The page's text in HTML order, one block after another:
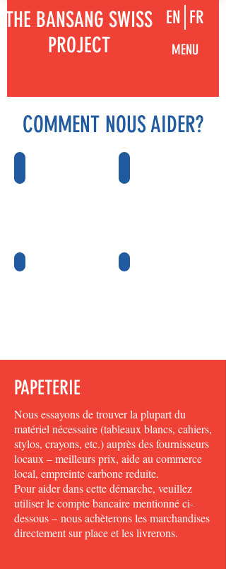
THE BANSANG SWISS
PROJECT
EN FR
MENU
COMMENT NOUS AIDER?
PAPETERIE
Nous essayons de trouver la plupart du
matériel nécessaire (tableaux blancs, cahiers,
stylos, crayons, etc.) auprès des fournisseurs
locaux –meilleurs prix, aide au commerce
local, empreinte carbone reduite.
Pour aider dans cette démarche, veuillez
utiliser le compte bancaire mentionné ci-
dessous– nous achèterons les marchandises
directement sur place et les livrerons.